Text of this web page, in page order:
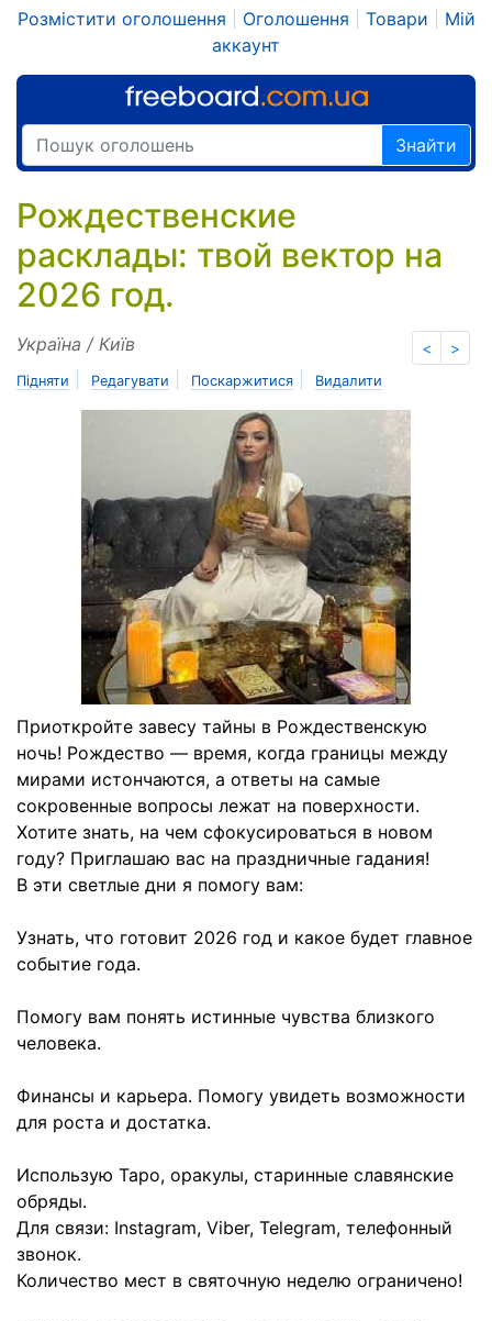
Розмістити оголошення Оголошення Товари
Мій
аккаунт
Знайти
Рождественские
расклады: твой вектор на
2026 год.
< >
Україна / Київ
Підняти Редагувати Поскаржитися Видалити
Приоткройте завесу тайны в Рождественскую
ночь! Рождество — время, когда границы между
мирами истончаются, а ответы на самые
сокровенные вопросы лежат на поверхности.
Хотите знать, на чем сфокусироваться в новом
году? Приглашаю вас на праздничные гадания!
В эти светлые дни я помогу вам:
Узнать, что готовит 2026 год и какое будет главное
событие года.
Помогу вам понять истинные чувства близкого
человека.
Финансы и карьера. Помогу увидеть возможности
для роста и достатка.
Использую Таро, оракулы, старинные славянские
обряды.
Для связи: Instagram, Viber, Telegram, телефонный
звонок.
Количество мест в святочную неделю ограничено!